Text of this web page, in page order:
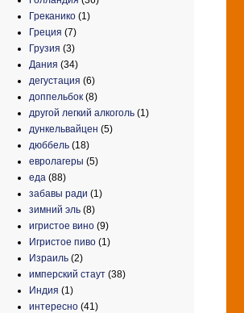
Греканико (1)
Греция (7)
Грузия (3)
Дания (34)
дегустация (6)
доппельбок (8)
другой легкий алкоголь (1)
дункельвайцен (5)
дюббель (18)
евролагеры (5)
еда (88)
забавы ради (1)
зимний эль (8)
игристое вино (9)
Игристое пиво (1)
Израиль (2)
имперский стаут (38)
Индия (1)
интересно (41)